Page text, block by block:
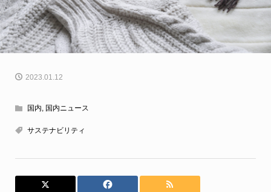
2023.01.12
国内 国内ニュース
サステナビリティ